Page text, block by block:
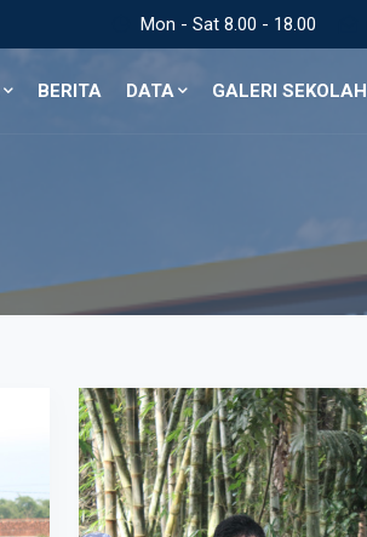
Mon - Sat 8.00 - 18.00
BERITA DATA GALERI SEKOLAH